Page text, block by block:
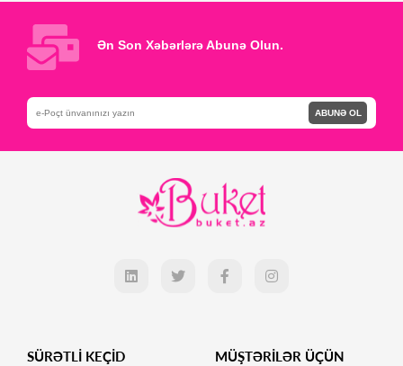
Ən Son Xəbərlərə Abunə Olun.
ABUNƏ OL
SÜRƏTLİ KEÇİD MÜŞTƏRİLƏR ÜÇÜN